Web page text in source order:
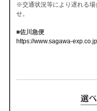
※交通状況等により遅れる場
せ。
■佐川急便
https://www.sagawa-